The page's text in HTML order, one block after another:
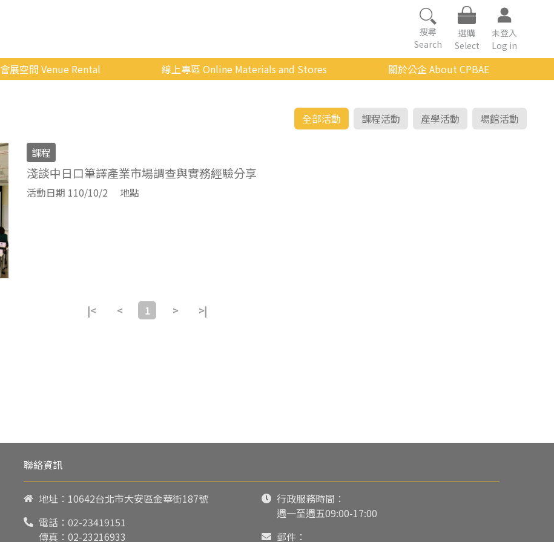
搜尋
Search
選購
Select
未登入
Log in
會展空間 Venue Rental
申請流程
使用辦法
會展快訊
線上專區 Online Materials and Stores
關於公企 About CPBAE
公企中心介紹
全部活動 課程活動 產學活動 場館活動
課程
淺談中日口筆譯產業市場調查與實務經驗分享
活動日期 110/10/2 地點
|< < 1 > >|
聯絡資訊
地址：10642台北市大安區金華街187號
電話： 02-23419151
傳真：02-23216933
行政服務時間：
週一至週五09:00-17:00
郵件：